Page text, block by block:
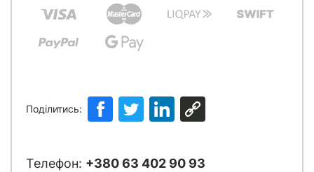
Поділитись:
Телефон: +380 63 402 90 93